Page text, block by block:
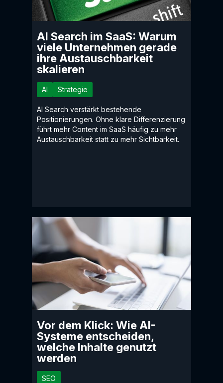
AI Search im SaaS: Warum
viele Unternehmen gerade
ihre Austauschbarkeit
skalieren
AI Strategie
AI Search verstärkt bestehende
Positionierungen. Ohne klare Differenzierung
führt mehr Content im SaaS häufig zu mehr
Austauschbarkeit statt zu mehr Sichtbarkeit.
Vor dem Klick: Wie AI-
Systeme entscheiden,
welche Inhalte genutzt
werden
SEO